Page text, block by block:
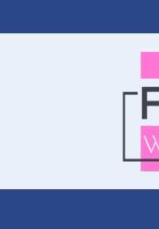
Autohanger